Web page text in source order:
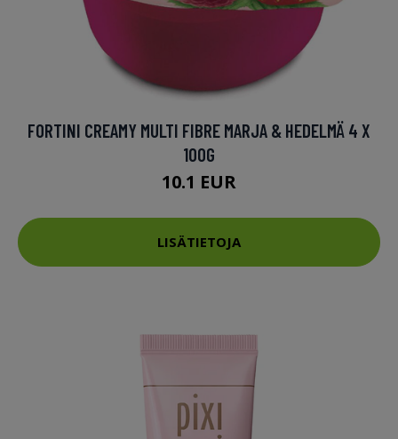
FORTINI CREAMY MULTI FIBRE MARJA & HEDELMÄ 4 X
100G
10.1 EUR
LISÄTIETOJA